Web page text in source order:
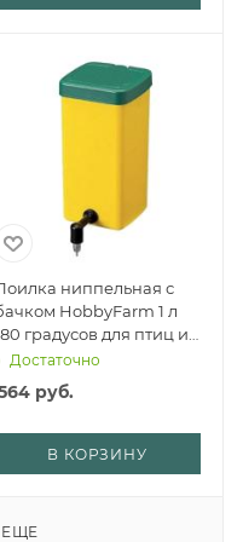
ниппельная с
HobbyFarm 1 л
градусов для птиц и
с креплением
на клетку
Достаточно
руб.
В КОРЗИНУ